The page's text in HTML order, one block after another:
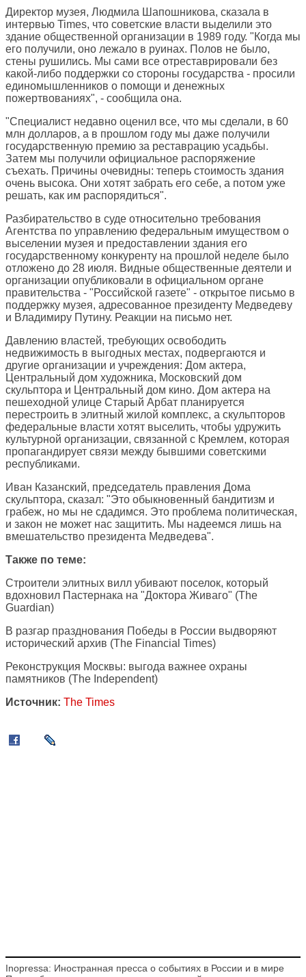
Директор музея, Людмила Шапошникова, сказала в
интервью Times, что советские власти выделили это
здание общественной организации в 1989 году. "Когда мы
его получили, оно лежало в руинах. Полов не было,
стены рушились. Мы сами все отреставрировали без
какой-либо поддержки со стороны государства - просили
единомышленников о помощи и денежных
пожертвованиях", - сообщила она.
"Специалист недавно оценил все, что мы сделали, в 60
млн долларов, а в прошлом году мы даже получили
государственную премию за реставрацию усадьбы.
Затем мы получили официальное распоряжение
съехать. Причины очевидны: теперь стоимость здания
очень высока. Они хотят забрать его себе, а потом уже
решать, как им распорядиться".
Разбирательство в суде относительно требования
Агентства по управлению федеральным имуществом о
выселении музея и предоставлении здания его
государственному конкуренту на прошлой неделе было
отложено до 28 июля. Видные общественные деятели и
организации опубликовали в официальном органе
правительства - "Российской газете" - открытое письмо в
поддержку музея, адресованное президенту Медведеву
и Владимиру Путину. Реакции на письмо нет.
Давлению властей, требующих освободить
недвижимость в выгодных местах, подвергаются и
другие организации и учреждения: Дом актера,
Центральный дом художника, Московский дом
скульптора и Центральный дом кино. Дом актера на
пешеходной улице Старый Арбат планируется
перестроить в элитный жилой комплекс, а скульпторов
федеральные власти хотят выселить, чтобы удружить
культурной организации, связанной с Кремлем, которая
пропагандирует связи между бывшими советскими
республиками.
Иван Казанский, председатель правления Дома
скульптора, сказал: "Это обыкновенный бандитизм и
грабеж, но мы не сдадимся. Это проблема политическая,
и закон не может нас защитить. Мы надеемся лишь на
вмешательство президента Медведева".
Также по теме:
Строители элитных вилл убивают поселок, который
вдохновил Пастернака на "Доктора Живаго" (The
Guardian)
В разгар празднования Победы в России выдворяют
исторический архив (The Financial Times)
Реконструкция Москвы: выгода важнее охраны
памятников (The Independent)
Источник: The Times
Inopressa: Иностранная пресса о событиях в России и в мире